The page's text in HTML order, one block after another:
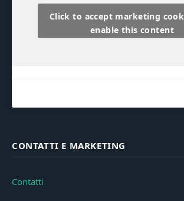
Click to accept marketing
enable this content
CONTATTI E MARKETING
Contatti